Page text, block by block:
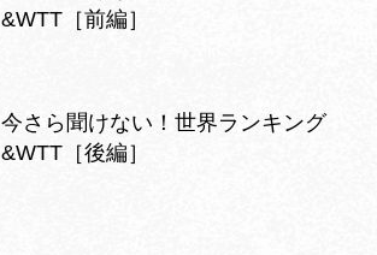
&WTT［前編］
今さら聞けない！世界ランキング
&WTT［後編］